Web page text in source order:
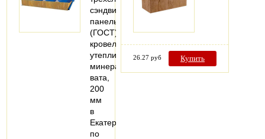
сэндвич-
панель
(ГОСТ)
кровельная,
утеплитель
минеральная
вата,
200
мм
в
Екатеринбурге,
по
26.27 руб Купить